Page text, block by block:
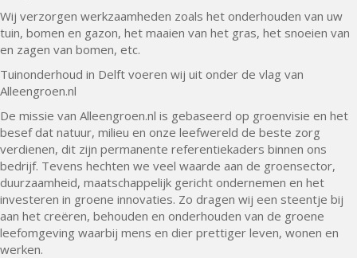
Wij verzorgen werkzaamheden zoals het onderhouden van uw
tuin, bomen en gazon, het maaien van het gras, het snoeien van
en zagen van bomen, etc.
Tuinonderhoud in Delft voeren wij uit onder de vlag van
Alleengroen.nl
De missie van Alleengroen.nl is gebaseerd op groenvisie en het
besef dat natuur, milieu en onze leefwereld de beste zorg
verdienen, dit zijn permanente referentiekaders binnen ons
bedrijf. Tevens hechten we veel waarde aan de groensector,
duurzaamheid, maatschappelijk gericht ondernemen en het
investeren in groene innovaties. Zo dragen wij een steentje bij
aan het creëren, behouden en onderhouden van de groene
leefomgeving waarbij mens en dier prettiger leven, wonen en
werken.